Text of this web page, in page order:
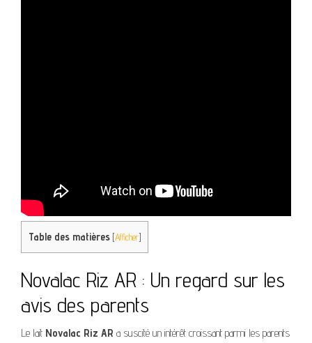
Table des matières [Afficher]
Novalac Riz AR : Un regard sur les
avis des parents
Le lait Novalac Riz AR a suscité un intérêt croissant parmi les parents